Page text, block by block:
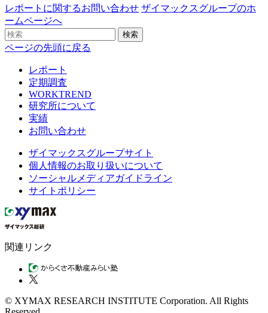
レポートに関するお問い合わせ ザイマックスグループのホ
ームページへ
検索
ページの先頭に戻る
レポート
定期調査
WORKTREND
研究所について
実績
お問い合わせ
ザイマックスグループサイト
個人情報のお取り扱いについて
ソーシャルメディアガイドライン
サイトポリシー
関連リンク
© XYMAX RESEARCH INSTITUTE Corporation. All Rights